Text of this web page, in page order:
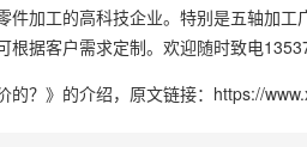
件加工的高科技企业。特别是五轴加
据客户需求定制。欢迎随时致电
的？》 的介绍，原文链接： https://